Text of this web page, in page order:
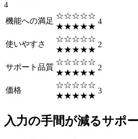
4
機能への満足
☆☆☆☆☆
★★★★★
4
使いやすさ
☆☆☆☆☆
★★★★★
2
サポート品質
☆☆☆☆☆
★★★★★
2
価格
☆☆☆☆☆
★★★★★
3
入力の手間が減るサポ